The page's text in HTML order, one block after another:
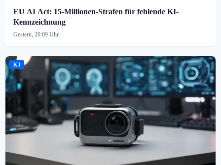
EU AI Act: 15-Millionen-Strafen für fehlende KI-
Kennzeichnung
Gestern, 20:09 Uhr
KI